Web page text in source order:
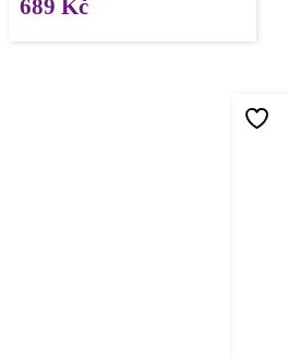
689 Kč